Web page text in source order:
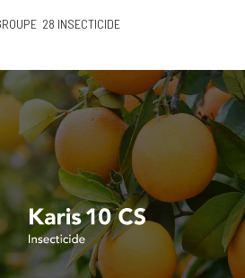
28 INSECTICIDE